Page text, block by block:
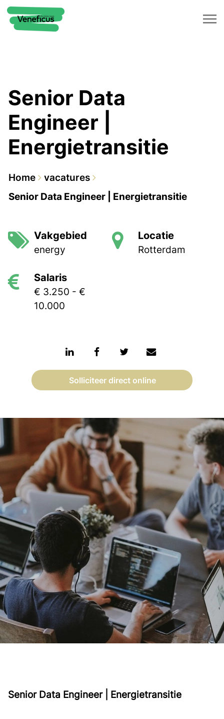
Senior Data
Engineer |
Energietransitie
Home
vacatures
Senior Data Engineer | Energietransitie
Vakgebied
energy
Locatie
Rotterdam
Salaris
€ 3.250 - €
10.000
Solliciteer direct online
Senior Data Engineer | Energietransitie